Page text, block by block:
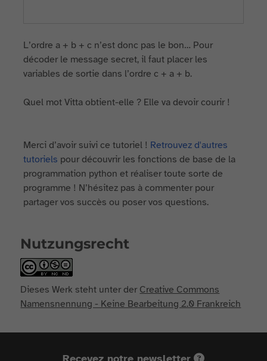
L’ordre a + b + c n’est donc pas le bon… Pour
décoder le message secret, il faut placer les
variables de sortie dans l’ordre c + a + b.
Quel mot Vitta obtient-elle ? Elle va devoir courir !
Merci d’avoir suivi ce tutoriel ! Retrouvez d'autres
tutoriels pour découvrir les fonctions de base de la
programmation python et réaliser toute sorte de
programme ! N’hésitez pas à commenter pour
partager vos succès ou poser vos questions.
Nutzungsrecht
Dieses Werk steht unter der Creative Commons
Namensnennung - Keine Bearbeitung 2.0 Frankreich